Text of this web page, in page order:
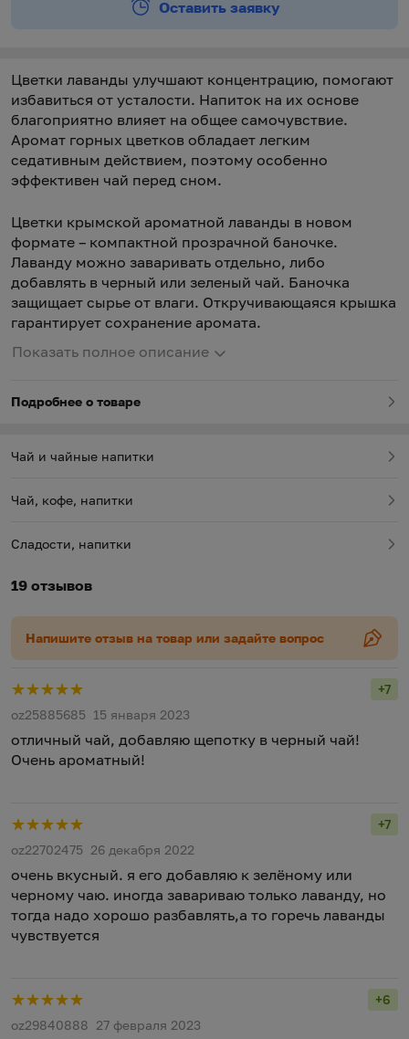
Оставить заявку
Цветки лаванды улучшают концентрацию, помогают
избавиться от усталости. Напиток на их основе
благоприятно влияет на общее самочувствие.
Аромат горных цветков обладает легким
седативным действием, поэтому особенно
эффективен чай перед сном.
Цветки крымской ароматной лаванды в новом
формате – компактной прозрачной баночке.
Лаванду можно заваривать отдельно, либо
добавлять в черный или зеленый чай. Баночка
защищает сырье от влаги. Откручивающаяся крышка
гарантирует сохранение аромата.
Показать полное описание
Подробнее о товаре
Чай и чайные напитки
Чай, кофе, напитки
Сладости, напитки
19 отзывов
Напишите отзыв на товар или задайте вопрос
+7
oz25885685 15 января 2023
отличный чай, добавляю щепотку в черный чай!
Очень ароматный!
+7
oz22702475 26 декабря 2022
очень вкусный. я его добавляю к зелёному или
черному чаю. иногда завариваю только лаванду, но
тогда надо хорошо разбавлять,а то горечь лаванды
чувствуется
+6
oz29840888 27 февраля 2023